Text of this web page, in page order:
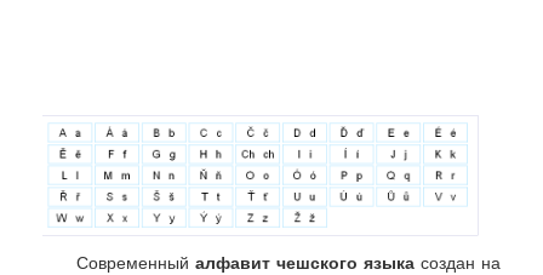
Современный алфавит чешского языка создан на